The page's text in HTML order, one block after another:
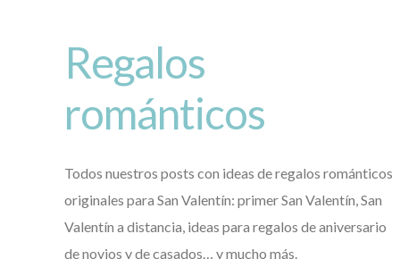
Regalos
románticos
Todos nuestros posts con ideas de regalos románticos
originales para San Valentín: primer San Valentín, San
Valentín a distancia, ideas para regalos de aniversario
de novios y de casados… y mucho más.